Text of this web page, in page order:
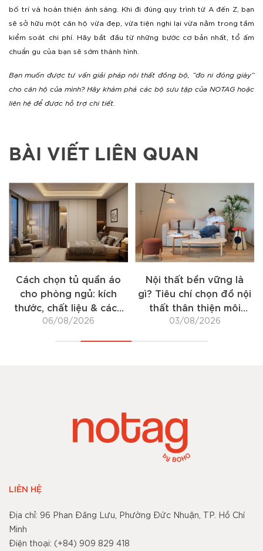
bố trí và hoàn thiện ánh sáng. Khi đi đúng quy trình từ A đến Z, bạn
sẽ sở hữu một căn hộ vừa đẹp, vừa tiện nghi lại vừa nằm trong tầm
kiểm soát chi phí. Hãy bắt đầu từ những bước cơ bản nhất, tổ ấm
chuẩn gu của bạn sẽ sớm thành hình.
Bạn muốn được tư vấn giải pháp nội thất đồng bộ, “đo ni đóng giày”
cho căn hộ của mình? Hãy khám phá các bộ sưu tập của NOTAG hoặc
liên hệ để được hỗ trợ chi tiết.
BÀI VIẾT LIÊN QUAN
áo
kích
& cách
Nội thất bền vững là
gì? Tiêu chí chọn đồ nội
thất thân thiện môi
trường
03/08/2026
Ghế bành
gì? Cách chọn
bành cho góc
tại nhà
25/07/2026
LIÊN HỆ
Địa chỉ: 96 Phan Đăng Lưu, Phường Đức Nhuận, TP. Hồ Chí
Minh
Điện thoại: (+84) 909 829 418